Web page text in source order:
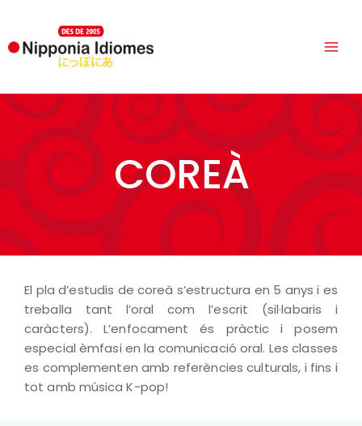
COREÀ
El pla d’estudis de coreà s’estructura en 5 anys i es
treballa tant l’oral com l’escrit (sil·labaris i
caràcters). L’enfocament és pràctic i posem
especial èmfasi en la comunicació oral. Les classes
es complementen amb referències culturals, i fins i
tot amb música K-pop!